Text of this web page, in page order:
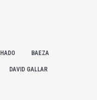
BAEZA
DAVID GALLAR